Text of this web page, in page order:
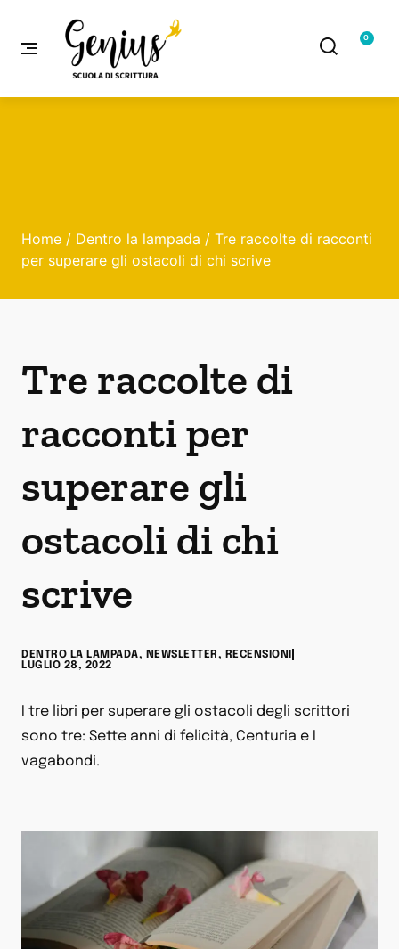
0
Home / Dentro la lampada / Tre raccolte di racconti
per superare gli ostacoli di chi scrive
Tre raccolte di
racconti per
superare gli
ostacoli di chi
scrive
DENTRO LA LAMPADA, NEWSLETTER, RECENSIONI
LUGLIO 28, 2022
I tre libri per superare gli ostacoli degli scrittori
sono tre: Sette anni di felicità, Centuria e I
vagabondi.